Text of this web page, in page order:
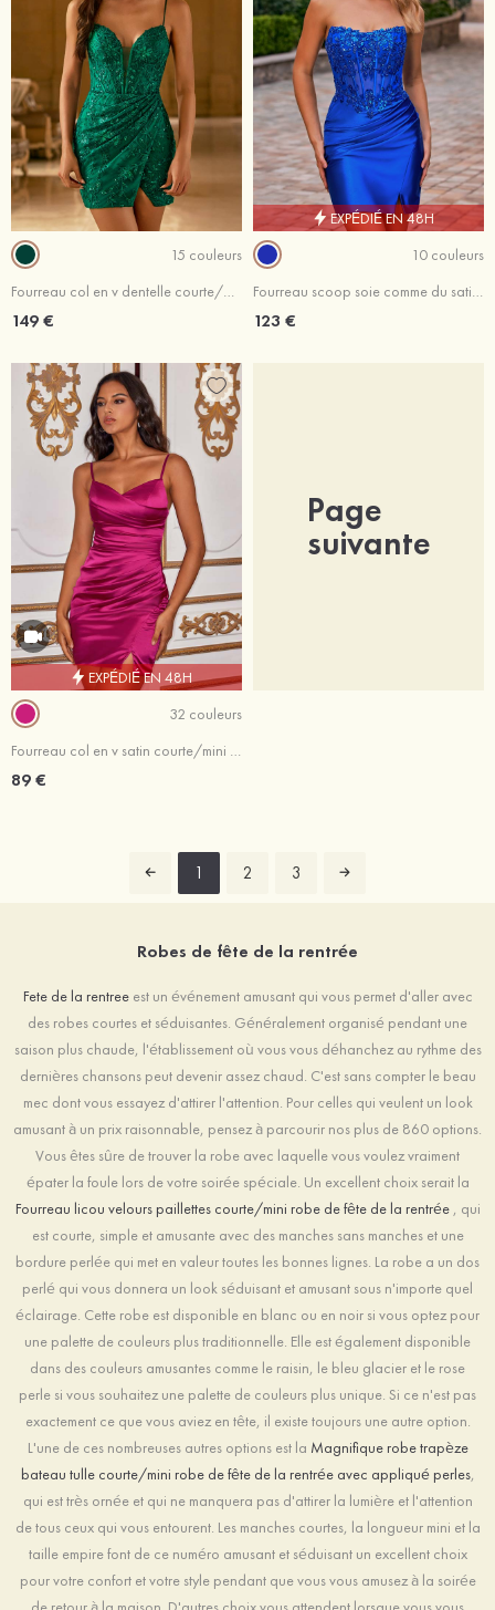
15 couleurs
Fourreau col en v dentelle courte/mini robe de fête de la rentré avec plissé paillettes
149 €
EXPÉDIÉ EN 48H
10 couleurs
Fourreau scoop soie comme du satin courte/mini robe de fête de la rentré avec appliqué perles
123 €
EXPÉDIÉ EN 48H
32 couleurs
Fourreau col en v satin courte/mini robe de fête de la rentrée
89 €
Page
suivante
1 2 3
Robes de fête de la rentrée
Fete de la rentreeest un événement amusant qui vous permet d'aller avec
des robes courtes et séduisantes. Généralement organisé pendant une
saison plus chaude, l'établissement où vous vous déhanchez au rythme des
dernières chansons peut devenir assez chaud. C'est sans compter le beau
mec dont vous essayez d'attirer l'attention. Pour celles qui veulent un look
amusant à un prix raisonnable, pensez à parcourir nos plus de 860 options.
Vous êtes sûre de trouver la robe avec laquelle vous voulez vraiment
épater la foule lors de votre soirée spéciale. Un excellent choix serait la
Fourreau licou velours paillettes courte/mini robe de fête de la rentrée , qui
est courte, simple et amusante avec des manches sans manches et une
bordure perlée qui met en valeur toutes les bonnes lignes. La robe a un dos
perlé qui vous donnera un look séduisant et amusant sous n'importe quel
éclairage. Cette robe est disponible en blanc ou en noir si vous optez pour
une palette de couleurs plus traditionnelle. Elle est également disponible
dans des couleurs amusantes comme le raisin, le bleu glacier et le rose
perle si vous souhaitez une palette de couleurs plus unique. Si ce n'est pas
exactement ce que vous aviez en tête, il existe toujours une autre option.
L'une de ces nombreuses autres options est la Magnifique robe trapèze
bateau tulle courte/mini robe de fête de la rentrée avec appliqué perles,
qui est très ornée et qui ne manquera pas d'attirer la lumière et l'attention
de tous ceux qui vous entourent. Les manches courtes, la longueur mini et la
taille empire font de ce numéro amusant et séduisant un excellent choix
pour votre confort et votre style pendant que vous vous amusez à la soirée